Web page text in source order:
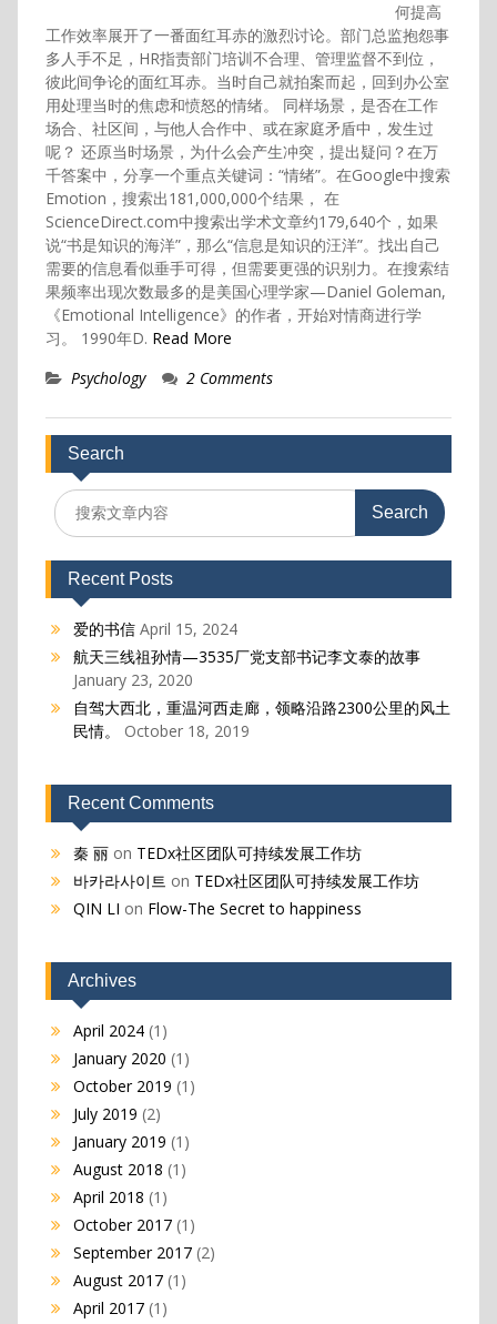
何提高
工作效率展开了一番面红耳赤的激烈讨论。部门总监抱怨事
多人手不足，HR指责部门培训不合理、管理监督不到位，
彼此间争论的面红耳赤。当时自己就拍案而起，回到办公室
用处理当时的焦虑和愤怒的情绪。 同样场景，是否在工作
场合、社区间，与他人合作中、或在家庭矛盾中，发生过
呢？ 还原当时场景，为什么会产生冲突，提出疑问？在万
千答案中，分享一个重点关键词：“情绪”。在Google中搜索
Emotion，搜索出181,000,000个结果， 在
ScienceDirect.com中搜索出学术文章约179,640个，如果
说“书是知识的海洋”，那么“信息是知识的汪洋”。找出自己
需要的信息看似垂手可得，但需要更强的识别力。在搜索结
果频率出现次数最多的是美国心理学家—Daniel Goleman,
《Emotional Intelligence》的作者，开始对情商进行学
习。 1990年D. Read More
Psychology
2 Comments
Search
Search
for:
Recent Posts
爱的书信 April 15, 2024
航天三线祖孙情—3535厂党支部书记李文泰的故事
January 23, 2020
自驾大西北，重温河西走廊，领略沿路2300公里的风土
民情。
October 18, 2019
Recent Comments
秦 丽on TEDx社区团队可持续发展工作坊
바카라사이트 on TEDx社区团队可持续发展工作坊
QIN LI on Flow-The Secret to happiness
Archives
April 2024(1)
January 2020 (1)
October 2019 (1)
July 2019 (2)
January 2019 (1)
August 2018 (1)
April 2018 (1)
October 2017(1)
September 2017(2)
August 2017(1)
April 2017(1)